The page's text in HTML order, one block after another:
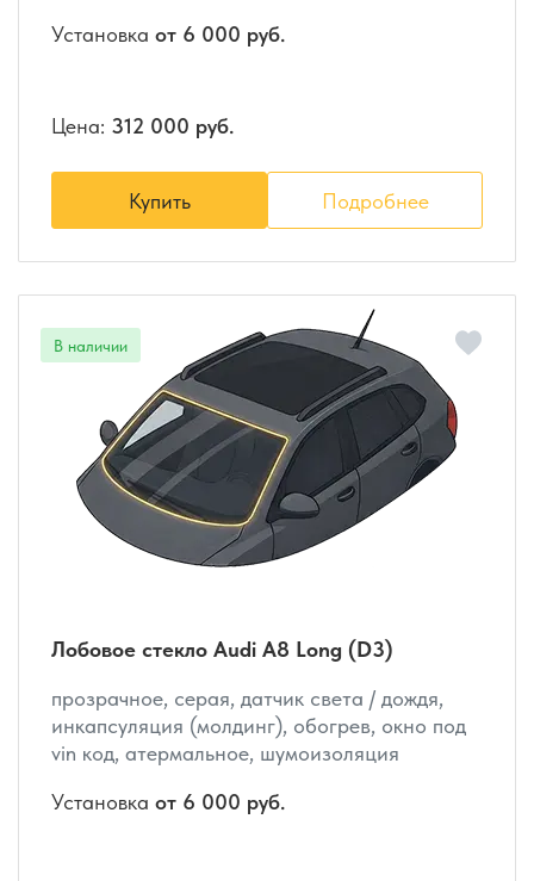
Установка от 6 000 руб.
Цена: 312 000 руб.
Купить Подробнее
Лобовое стекло Audi A8 Long (D3)
прозрачное, серая, датчик света / дождя,
инкапсуляция (молдинг), обогрев, окно под
vin код, атермальное, шумоизоляция
Установка от 6 000 руб.